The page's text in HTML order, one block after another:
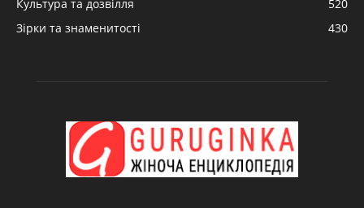
Культура та дозвілля
520
Зірки та знаменитості
430